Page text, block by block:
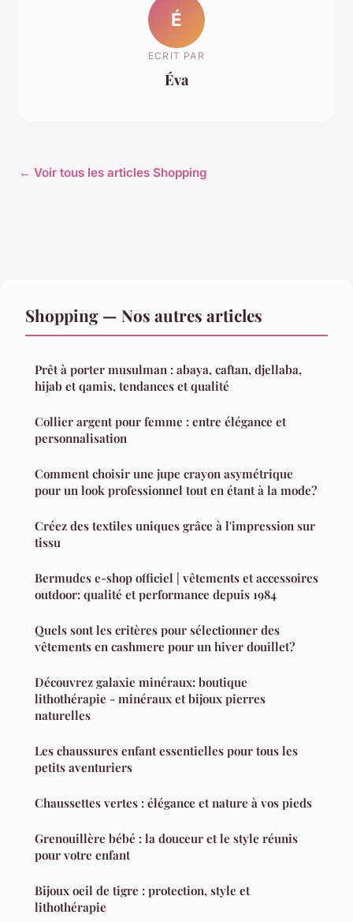
É
ECRIT PAR
Éva
← Voir tous les articles Shopping
Shopping — Nos autres articles
Prêt à porter musulman : abaya, caftan, djellaba,
hijab et qamis, tendances et qualité
Collier argent pour femme : entre élégance et
personnalisation
Comment choisir une jupe crayon asymétrique
pour un look professionnel tout en étant à la mode?
Créez des textiles uniques grâce à l'impression sur
tissu
Bermudes e-shop officiel | vêtements et accessoires
outdoor: qualité et performance depuis 1984
Quels sont les critères pour sélectionner des
vêtements en cashmere pour un hiver douillet?
Découvrez galaxie minéraux: boutique
lithothérapie - minéraux et bijoux pierres
naturelles
Les chaussures enfant essentielles pour tous les
petits aventuriers
Chaussettes vertes : élégance et nature à vos pieds
Grenouillère bébé : la douceur et le style réunis
pour votre enfant
Bijoux oeil de tigre : protection, style et
lithothérapie